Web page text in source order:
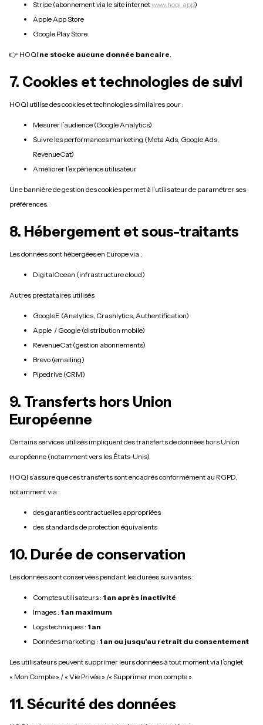
Stripe (abonnement via le site internetwww.hoqi.app)
Apple App Store
Google Play Store
👉 HOQI ne stocke aucune donnée bancaire.
7. Cookies et technologies de suivi
HOQI utilise des cookies et technologies similaires pour :
Mesurer l’audience (Google Analytics)
Suivre les performances marketing (Meta Ads, Google Ads,
RevenueCat)
Améliorer l’expérience utilisateur
Une bannière de gestion des cookies permet à l’utilisateur de paramétrer ses
préférences.
8. Hébergement et sous-traitants
Les données sont hébergées en Europe via :
DigitalOcean (infrastructure cloud)
Autres prestataires utilisés
GoogleE (Analytics, Crashlytics, Authentification)
Apple / Google (distribution mobile)
RevenueCat (gestion abonnements)
Brevo (emailing)
Pipedrive (CRM)
9. Transferts hors Union
Européenne
Certains services utilisés impliquent des transferts de données hors Union
européenne (notamment vers les États-Unis).
HOQI s’assure que ces transferts sont encadrés conformément au RGPD,
notamment via :
des garanties contractuelles appropriées
des standards de protection équivalents
10. Durée de conservation
Les données sont conservées pendant les durées suivantes :
Comptes utilisateurs : 1 an après inactivité
Images : 1 an maximum
Logs techniques : 1 an
Données marketing : 1 an ou jusqu’au retrait du consentement
Les utilisateurs peuvent supprimer leurs données à tout moment via l’onglet
« Mon Compte » / « Vie Privée » /« Supprimer mon compte ».
11. Sécurité des données